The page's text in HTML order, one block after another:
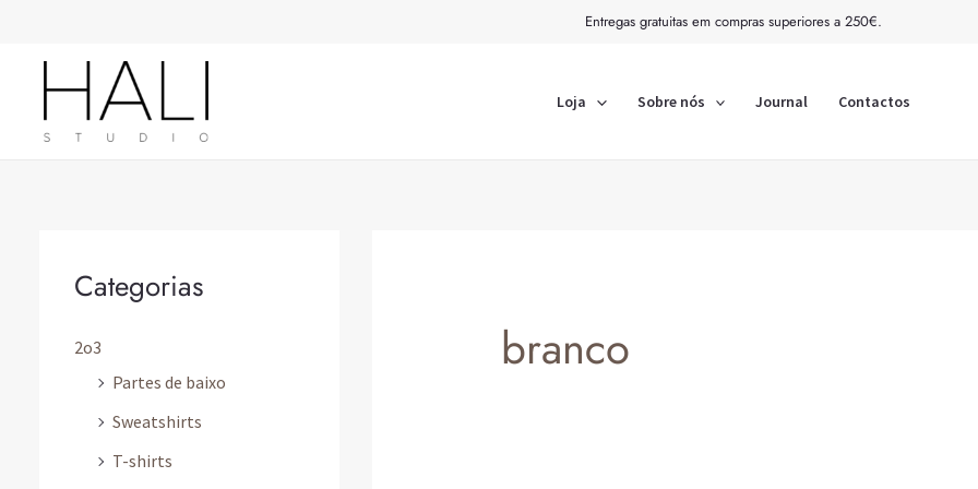
Entregas gratuitas em compras superiores a 250€.
Loja Sobre nós Journal Contactos
Categorias
2o3
Partes de baixo
Sweatshirts
T-shirts
branco
por